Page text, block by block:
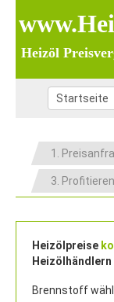
Heizöl
1.
3. Profitieren
Heizölpreise
Brennstoff